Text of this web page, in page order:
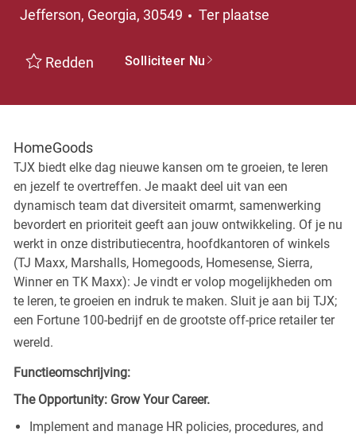
Jefferson, Georgia, 30549
Ter plaatse
Redden Solliciteer Nu
HomeGoods
TJX biedt elke dag nieuwe kansen om te groeien, te leren
en jezelf te overtreffen. Je maakt deel uit van een
dynamisch team dat diversiteit omarmt, samenwerking
bevordert en prioriteit geeft aan jouw ontwikkeling. Of je nu
werkt in onze distributiecentra, hoofdkantoren of winkels
(TJ Maxx, Marshalls, Homegoods, Homesense, Sierra,
Winner en TK Maxx): Je vindt er volop mogelijkheden om
te leren, te groeien en indruk te maken. Sluit je aan bij TJX;
een Fortune 100-bedrijf en de grootste off-price retailer ter
wereld.
Functieomschrijving:
The Opportunity: Grow Your Career.
Implement and manage HR policies, procedures, and